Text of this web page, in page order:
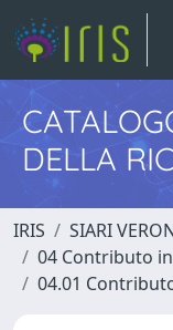
DELLA
IRIS
SIARI
04 Contributo
04.01